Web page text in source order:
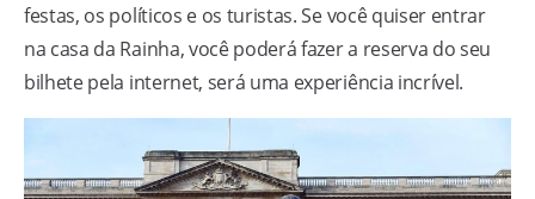
festas, os políticos e os turistas. Se você quiser entrar
na casa da Rainha, você poderá fazer a reserva do seu
bilhete pela internet, será uma experiência incrível.